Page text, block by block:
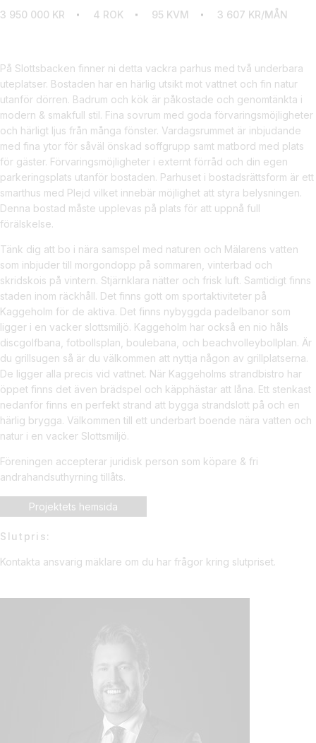
3 950 000 KR 4 ROK 95 KVM 3 607 KR/MÅN
På Slottsbacken finner ni detta vackra parhus med två underbara
uteplatser. Bostaden har en härlig utsikt mot vattnet och fin natur
utanför dörren. Badrum och kök är påkostade och genomtänkta i
modern & smakfull stil. Fina sovrum med goda förvaringsmöjligheter
och härligt ljus från många fönster. Vardagsrummet är inbjudande
med fina ytor för såväl önskad soffgrupp samt matbord med plats
för gäster. Förvaringsmöjligheter i externt förråd och din egen
parkeringsplats utanför bostaden. Parhuset i bostadsrättsform är ett
smarthus med Plejd vilket innebär möjlighet att styra belysningen.
Denna bostad måste upplevas på plats för att uppnå full
förälskelse.
Tänk dig att bo i nära samspel med naturen och Mälarens vatten
som inbjuder till morgondopp på sommaren, vinterbad och
skridskois på vintern. Stjärnklara nätter och frisk luft. Samtidigt finns
staden inom räckhåll. Det finns gott om sportaktiviteter på
Kaggeholm för de aktiva. Det finns nybyggda padelbanor som
ligger i en vacker slottsmiljö. Kaggeholm har också en nio håls
discgolfbana, fotbollsplan, boulebana, och beachvolleybollplan. Är
du grillsugen så är du välkommen att nyttja någon av grillplatserna.
De ligger alla precis vid vattnet. När Kaggeholms strandbistro har
öppet finns det även brädspel och käpphästar att låna. Ett stenkast
nedanför finns en perfekt strand att bygga strandslott på och en
härlig brygga. Välkommen till ett underbart boende nära vatten och
natur i en vacker Slottsmiljö.
Föreningen accepterar juridisk person som köpare & fri
andrahandsuthyrning tillåts.
Projektets hemsida
Slutpris:
Kontakta ansvarig mäklare om du har frågor kring slutpriset.